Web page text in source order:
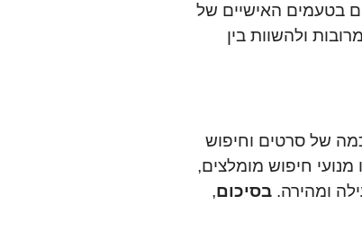
בטעמים האישיים של
ולהשוות בין
של סרטים וחיפוש
חיפוש מומלצים,
ומהירה. בסיכום,